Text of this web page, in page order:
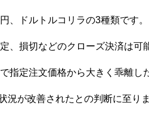
、ドルトルコリラの3種類です。
、損切などのクローズ決済は可
指定注文価格から大きく乖離し
が改善されたとの判断に至り